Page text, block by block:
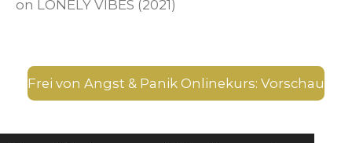
on LONELY VIBES (2021)
Frei von Angst & Panik Onlinekurs: Vorschau